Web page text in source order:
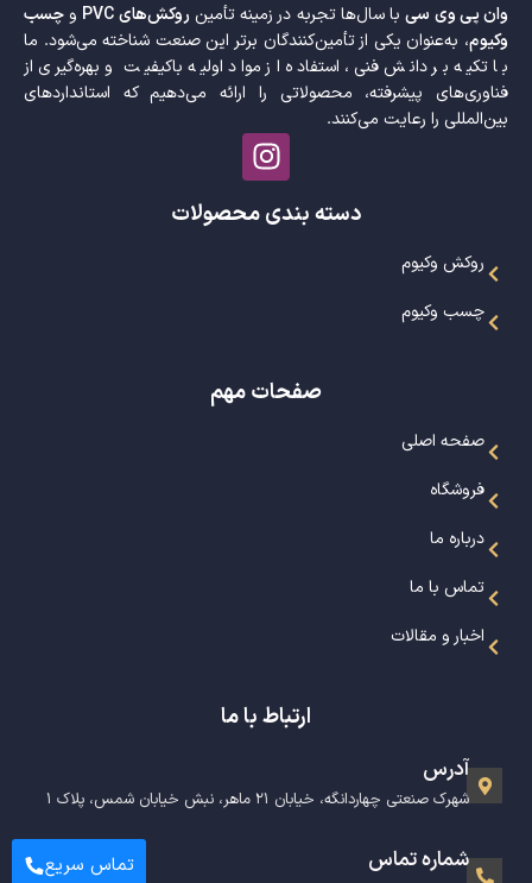
وان پی وی سیبا سال‌ها تجربه در زمینه تأمین روکش‌های PVC وچسب
وکیوم، به‌عنوان یکی از تأمین‌کنندگان برتر این صنعت شناخته می‌شود. ما
با تکیه بر دانش فنی، استفاده از مواد اولیه باکیفیت و بهره‌گیری از
فناوری‌های پیشرفته، محصولاتی را ارائه می‌دهیم که استانداردهای
بین‌المللی را رعایت می‌کنند.
دسته بندی محصولات
روکش وکیوم
چسب وکیوم
صفحات مهم
صفحه اصلی
فروشگاه
درباره ما
تماس با ما
اخبار و مقالات
ارتباط با ما
آدرس
شهرک صنعتی چهاردانگه، خیابان ۲۱ ماهر، نبش خیابان شمس، پلاک ۱
شماره تماس تماس سریع